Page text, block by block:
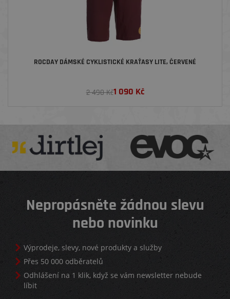
ROCDAY DÁMSKÉ CYKLISTICKÉ KRAŤASY LITE, ČERVENÉ
2 490 Kč1 090 Kč
Nepropásněte žádnou slevu
nebo novinku
Výprodeje, slevy, nové produkty a služby
Přes 50 000 odběratelů
Odhlášení na 1 klik, když se vám newsletter nebude
líbit